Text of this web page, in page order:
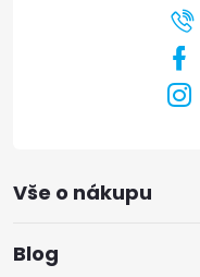
Vše o nákupu
Blog